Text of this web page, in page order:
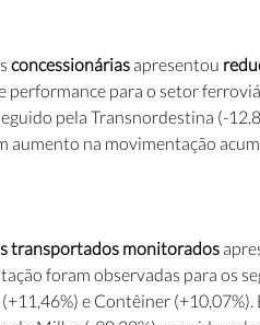
concessionárias apresentou
performance para o setor
pela Transnordestina (-
aumento na movimentação
transportados monitorados
foram observadas para os
e Contêiner